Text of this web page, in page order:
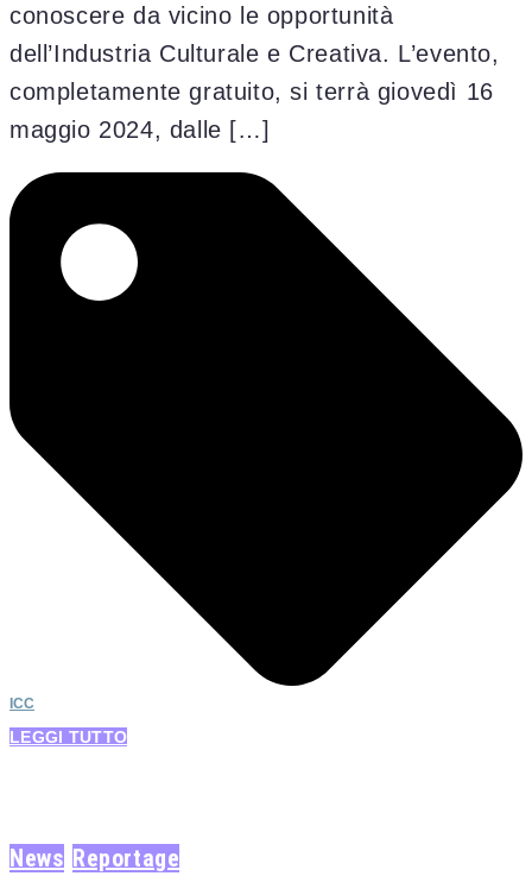
conoscere da vicino le opportunità
dell’Industria Culturale e Creativa. L’evento,
completamente gratuito, si terrà giovedì 16
maggio 2024, dalle […]
ICC
LEGGI TUTTO
News Reportage